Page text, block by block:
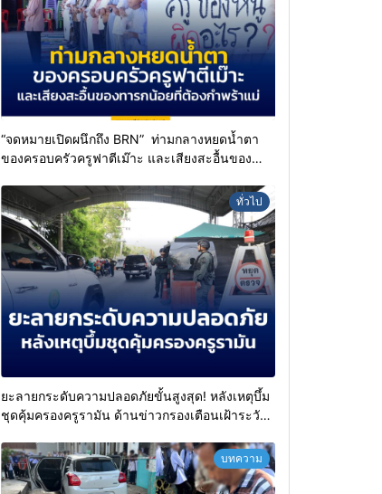
“จดหมายเปิดผนึกถึง BRN” ท่ามกลางหยดน้ำตา
ของครอบครัวครูฟาตีเม๊าะ และเสียงสะอื้นของ
ทั่วไป
ยะลายกระดับความปลอดภัยขั้นสูงสุด! หลังเหตุบึ้ม
ชุดคุ้มครองครูรามัน ด้านข่าวกรองเตือนเฝ้าระวัง
บทความ